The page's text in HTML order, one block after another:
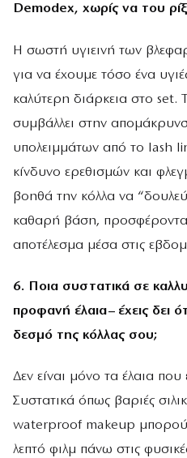
Demodex, χωρίς να του
Η σωστή υγιεινή των
για να έχουμε τόσο ένα
καλύτερη διάρκεια στο set.
συμβάλλει στην
υπολειμμάτων από το lash
κίνδυνο ερεθισμών και
βοηθά την κόλλα να
καθαρή βάση,
αποτέλεσμα μέσα στις
6. Ποια συστατικά σε
προφανή έλαια– έχεις δει
δεσμό της κόλλας σου;
Δεν είναι μόνο τα έλαια
Συστατικά όπως βαριές
waterproof makeup
λεπτό φιλμ πάνω στις